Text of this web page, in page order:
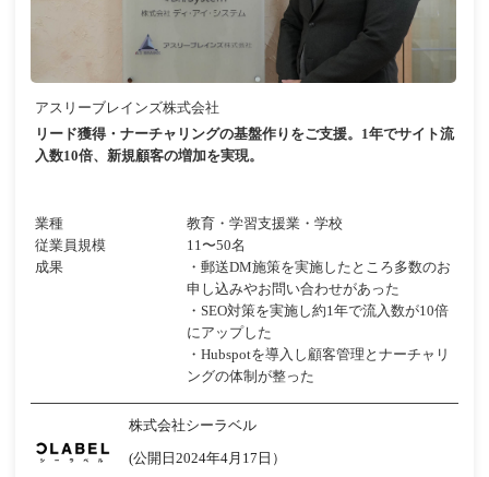
アスリーブレインズ株式会社
リード獲得・ナーチャリングの基盤作りをご支援。1年でサイト流
入数10倍、新規顧客の増加を実現。
業種
教育・学習支援業・学校
従業員規模
11〜50名
成果
・郵送DM施策を実施したところ多数のお
申し込みやお問い合わせがあった
・SEO対策を実施し約1年で流入数が10倍
にアップした
・Hubspotを導入し顧客管理とナーチャリ
ングの体制が整った
株式会社シーラベル
(公開日2024年4月17日）